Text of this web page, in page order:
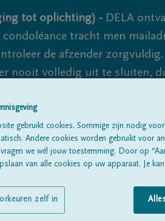
tot oplichting) - DELA
tracht men
de afzender
nooit volledig uit te sluiten,
gebruikt cookies. Sommige zijn nodig
Andere cookies worden gebruikt voor
we wél jouw toestemming. Door op
van alle cookies op uw apparaat. Je
zelf in